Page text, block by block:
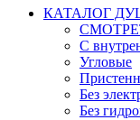
КАТАЛОГ
С
Угловые
Без
Без